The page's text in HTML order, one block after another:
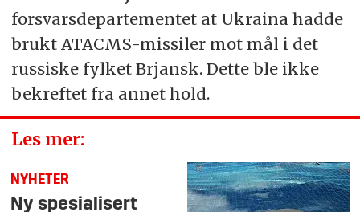
forsvarsdepartementet at Ukraina hadde
brukt ATACMS-missiler mot mål i det
russiske fylket Brjansk. Dette ble ikke
bekreftet fra annet hold.
Les mer:
NYHETER
Ny spesialisert